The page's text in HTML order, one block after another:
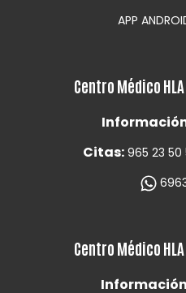
APP
Centro Médico HLA
Citas: 965 23 50
Centro Médico HLA